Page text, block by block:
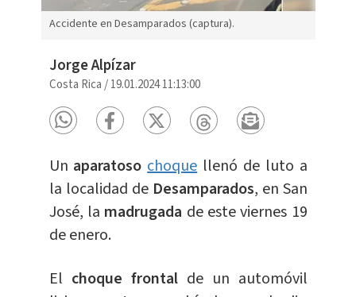
Accidente en Desamparados (captura).
Jorge Alpízar
Costa Rica /19.01.2024 11:13:00
Un aparatoso choquellenó de luto a
la localidad de Desamparados, en San
José, la madrugada de este viernes 19
de enero.
El choque frontal de un automóvil